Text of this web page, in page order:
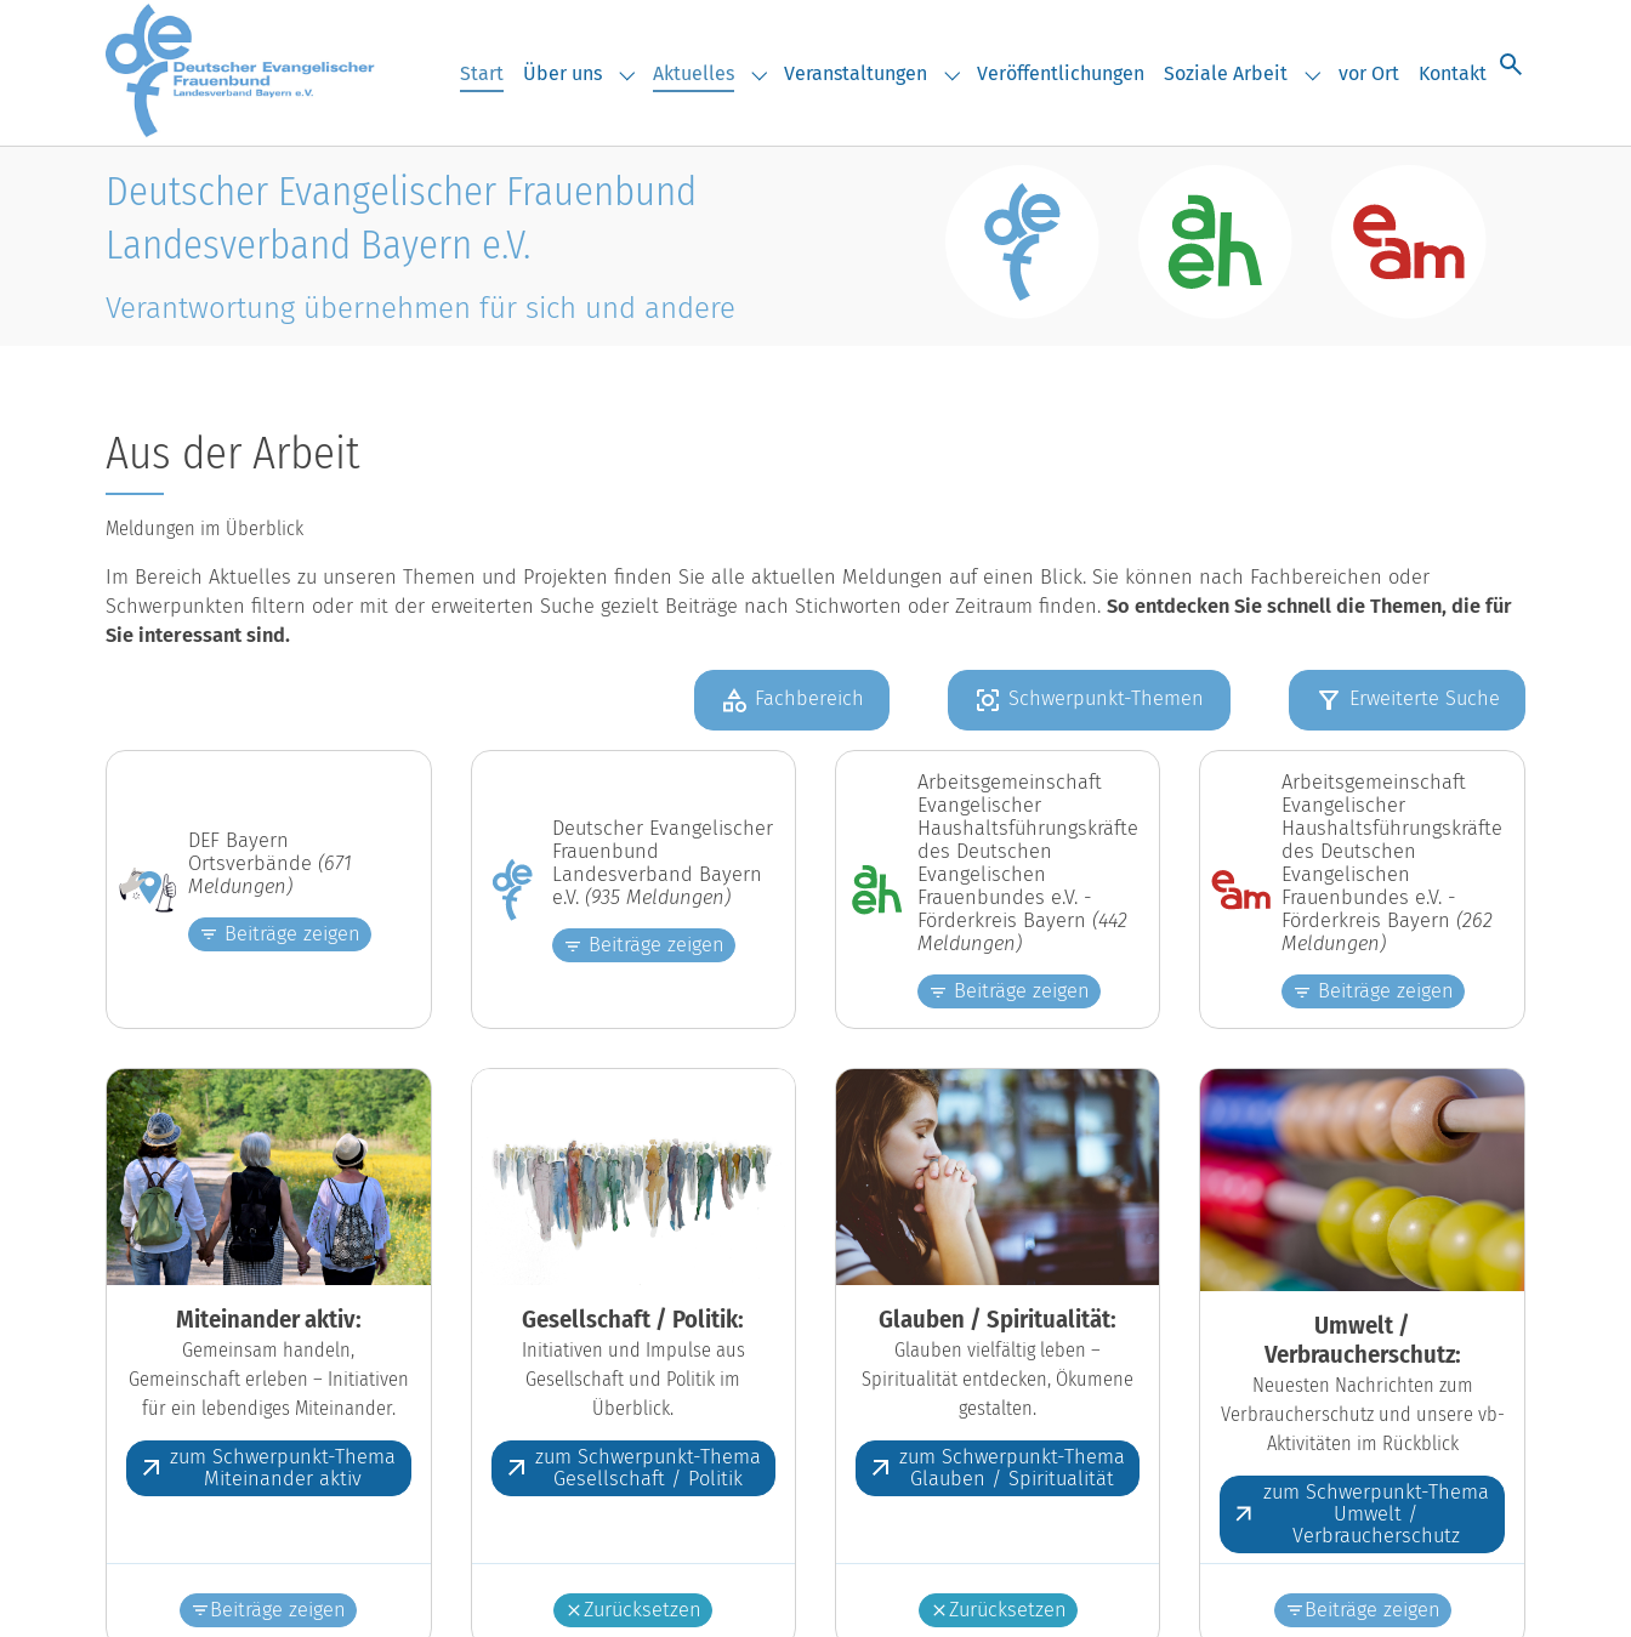
Skip to main content
Start Über uns
Submenu for "Über uns"
Aktuelles(current)
Submenu for "Aktuelles"
Veranstaltungen
Submenu for "Veranstaltungen"
Veröffentlichungen Soziale Arbeit
Submenu for "Soziale Arbeit"
vor Ort Kontakt
Deutscher Evangelischer Frauenbund
Landesverband Bayern e.V.
Verantwortung übernehmen für sich und andere
Aus der Arbeit
Meldungen im Überblick
Im Bereich Aktuelles zu unseren Themen und Projekten finden Sie alle aktuellen Meldungen auf einen Blick. Sie können nach Fachbereichen oder
Schwerpunkten filtern oder mit der erweiterten Suche gezielt Beiträge nach Stichworten oder Zeitraum finden.So entdecken Sie schnell die Themen, die für
Sie interessant sind.
Fachbereich Schwerpunkt-Themen Erweiterte Suche
DEF Bayern
Ortsverbände (671
Meldungen)
Beiträge zeigen
Deutscher Evangelischer
Frauenbund
Landesverband Bayern
e.V. (935 Meldungen)
Beiträge zeigen
Arbeitsgemeinschaft
Evangelischer
Haushaltsführungskräfte
des Deutschen
Evangelischen
Frauenbundes e.V. -
Förderkreis Bayern (442
Meldungen)
Beiträge zeigen
Arbeitsgemeinschaft
Evangelischer
Haushaltsführungskräfte
des Deutschen
Evangelischen
Frauenbundes e.V. -
Förderkreis Bayern (262
Meldungen)
Beiträge zeigen
Miteinander aktiv:
Gemeinsam handeln,
Gemeinschaft erleben – Initiativen
für ein lebendiges Miteinander.
zum Schwerpunkt-Thema
Miteinander aktiv
Beiträge zeigen
Gesellschaft / Politik:
Initiativen und Impulse aus
Gesellschaft und Politik im
Überblick.
zum Schwerpunkt-Thema
Gesellschaft / Politik
Zurücksetzen
Glauben / Spiritualität:
Glauben vielfältig leben –
Spiritualität entdecken, Ökumene
gestalten.
zum Schwerpunkt-Thema
Glauben / Spiritualität
Zurücksetzen
Umwelt /
Verbraucherschutz:
Neuesten Nachrichten zum
Verbraucherschutz und unsere vb-
Aktivitäten im Rückblick
zum Schwerpunkt-Thema
Umwelt /
Verbraucherschutz
Beiträge zeigen